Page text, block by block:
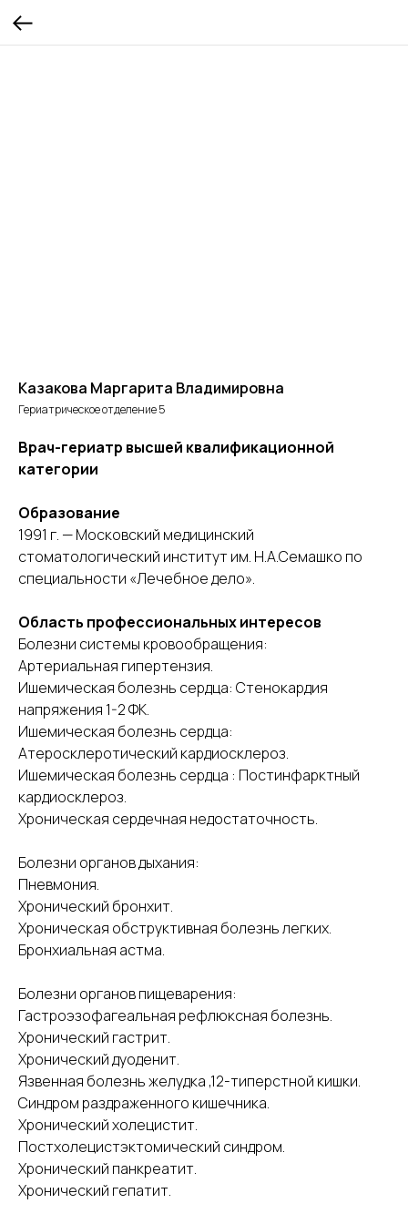
Казакова Маргарита Владимировна
Гериатрическое отделение 5
Врач-гериатр высшей квалификационной
категории
Образование
1991 г. — Московский медицинский
стоматологический институт им. Н.А.Семашко по
специальности «Лечебное дело».
Область профессиональных интересов
Болезни системы кровообращения:
Артериальная гипертензия.
Ишемическая болезнь сердца: Стенокардия
напряжения 1-2 ФК.
Ишемическая болезнь сердца:
Атеросклеротический кардиосклероз.
Ишемическая болезнь сердца : Постинфарктный
кардиосклероз.
Хроническая сердечная недостаточность.
Болезни органов дыхания:
Пневмония.
Хронический бронхит.
Хроническая обструктивная болезнь легких.
Бронхиальная астма.
Болезни органов пищеварения:
Гастроэзофагеальная рефлюксная болезнь.
Хронический гастрит.
Хронический дуоденит.
Язвенная болезнь желудка ,12-типерстной кишки.
Синдром раздраженного кишечника.
Хронический холецистит.
Постхолецистэктомический синдром.
Хронический панкреатит.
Хронический гепатит.